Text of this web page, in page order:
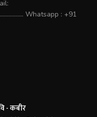
Whatsapp : +91
- कबीर